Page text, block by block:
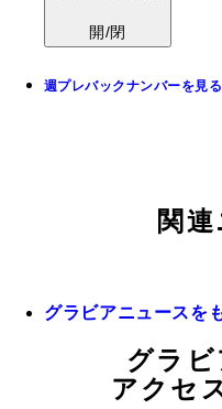
開/閉
週プレバックナンバーを見る
関
グラビアニュースを
グラ
アクセ